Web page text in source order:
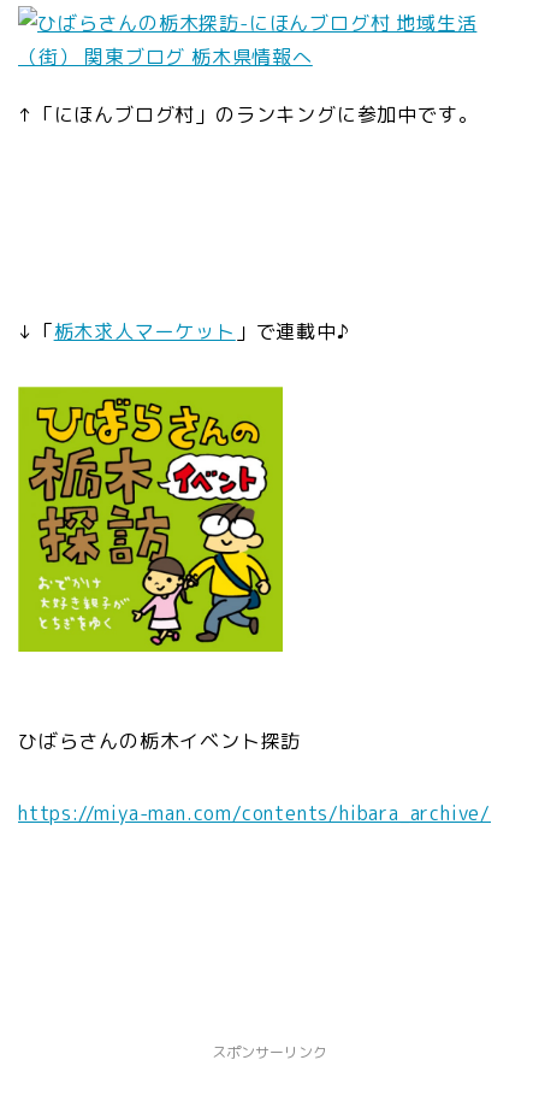
↑「にほんブログ村」のランキングに参加中です。
↓「栃木求人マーケット 」で連載中♪
ひばらさんの栃木イベント探訪
https://miya-man.com/contents/hibara_archive/
スポンサーリンク